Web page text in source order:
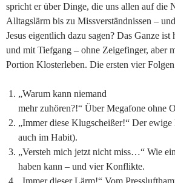
spricht er über Dinge, die uns allen auf die
Alltagslärm bis zu Missverständnissen –
Jesus eigentlich dazu sagen? Das Ganze
und mit Tiefgang – ohne Zeigefinger, aber
Portion Klosterleben. Die ersten vier
„Warum kann niemand
mehr zuhören?!“ Über Megafone ohne
„Immer diese Klugscheißer!“ Der ewige
auch im Habit).
„Versteh mich jetzt nicht miss…“ Wie
haben kann – und vier Konflikte.
„Immer dieser Lärm!“ Vom